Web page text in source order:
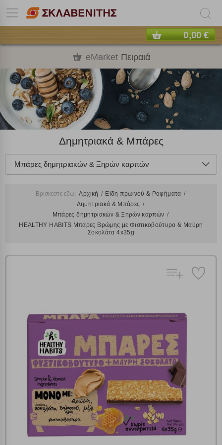
0,00 €
eMarket Πειραιά
Δημητριακά & Μπάρες
Μπάρες δημητριακών & Ξηρών καρπών
Βρίσκεστε εδώ: Αρχική
Είδη πρωινού & Ροφήματα
Δημητριακά & Μπάρες
Μπάρες δημητριακών & Ξηρών καρπών
HEALTHY HABITS Μπάρες Βρώμης με Φιστικοβούτυρο & Μαύρη
Σοκολάτα 4x35g